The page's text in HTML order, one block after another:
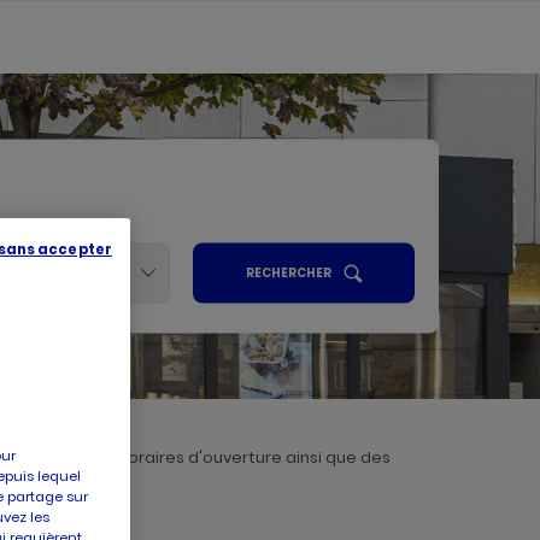
RECHERCHERUN
POINT
VENTE
des horaires d'ouverture ainsi que des
GUIGNES
lequel
partage sur
les
accepter